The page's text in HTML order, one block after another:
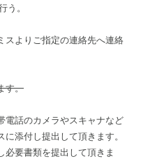
。
スよりご指定の連絡先へ連絡
す。
電話のカメラやスキャナなど
添付し提出して頂きます。
必要書類を提出して頂きま